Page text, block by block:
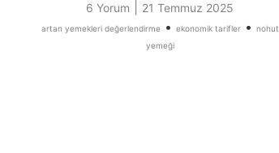
6 Yorum 21 Temmuz 2025
artan yemekleri değerlendirme• ekonomik tarifler• nohut
yemeği